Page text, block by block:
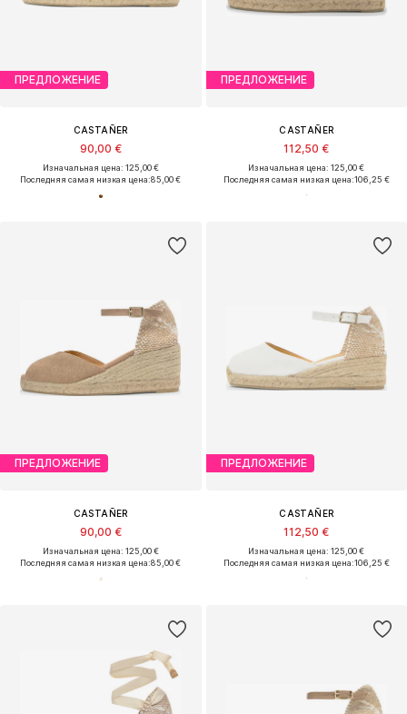
ПРЕДЛОЖЕНИЕ
CASTAÑER
90,00 €
Изначальная цена: 125,00 €
Последняя самая низкая цена:85,00 €
ПРЕДЛОЖЕНИЕ
CASTAÑER
112,50 €
Изначальная цена: 125,00 €
Последняя самая низкая цена:106,25 €
ПРЕДЛОЖЕНИЕ
CASTAÑER
90,00 €
Изначальная цена: 125,00 €
Последняя самая низкая цена:85,00 €
ПРЕДЛОЖЕНИЕ
CASTAÑER
112,50 €
Изначальная цена: 125,00 €
Последняя самая низкая цена:106,25 €